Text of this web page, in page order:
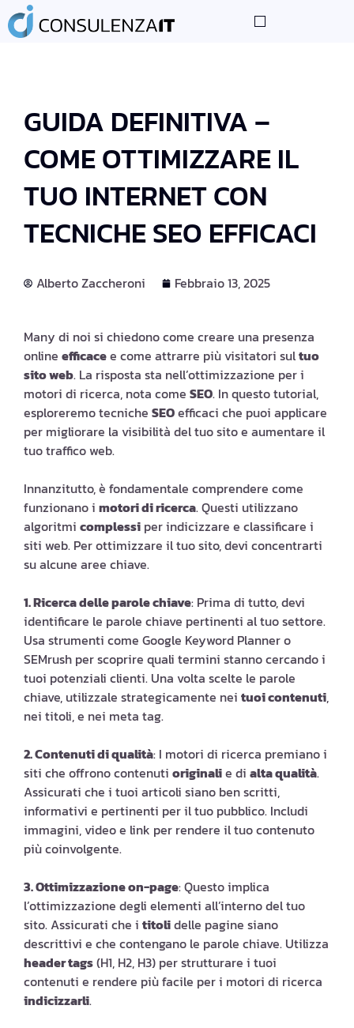
GUIDA DEFINITIVA –
COME OTTIMIZZARE IL
TUO INTERNET CON
TECNICHE SEO EFFICACI
Alberto Zaccheroni Febbraio 13, 2025
Many di noi si chiedono come creare una presenza
online efficacee come attrarre più visitatori sultuo
sito web. La risposta sta nell’ottimizzazione per i
motori di ricerca, nota come SEO. In questo tutorial,
esploreremo tecniche SEOefficaci che puoi applicare
per migliorare la visibilità del tuo sito e aumentare il
tuo traffico web.
Innanzitutto, è fondamentale comprendere come
funzionano i motori di ricerca. Questi utilizzano
algoritmi complessi per indicizzare e classificare i
siti web. Per ottimizzare il tuo sito, devi concentrarti
su alcune aree chiave.
1. Ricerca delle parole chiave: Prima di tutto, devi
identificare le parole chiave pertinenti al tuo settore.
Usa strumenti come Google Keyword Planner o
SEMrush per scoprire quali termini stanno cercando i
tuoi potenziali clienti. Una volta scelte le parole
chiave, utilizzale strategicamente nei tuoi contenuti,
nei titoli, e nei meta tag.
2. Contenuti di qualità: I motori di ricerca premiano i
siti che offrono contenuti originalie di alta qualità.
Assicurati che i tuoi articoli siano ben scritti,
informativi e pertinenti per il tuo pubblico. Includi
immagini, video e link per rendere il tuo contenuto
più coinvolgente.
3. Ottimizzazione on-page: Questo implica
l’ottimizzazione degli elementi all’interno del tuo
sito. Assicurati che i titolidelle pagine siano
descrittivi e che contengano le parole chiave. Utilizza
header tags(H1, H2, H3) per strutturare i tuoi
contenuti e rendere più facile per i motori di ricerca
indicizzarli.